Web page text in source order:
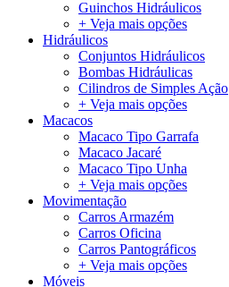
Guinchos Hidráulicos
+ Veja mais opções
Hidráulicos
Conjuntos Hidráulicos
Bombas Hidráulicas
Cilindros de Simples Ação
+ Veja mais opções
Macacos
Macaco Tipo Garrafa
Macaco Jacaré
Macaco Tipo Unha
+ Veja mais opções
Movimentação
Carros Armazém
Carros Oficina
Carros Pantográficos
+ Veja mais opções
Móveis